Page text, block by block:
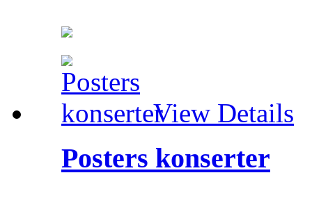
View Details
Posters konserter